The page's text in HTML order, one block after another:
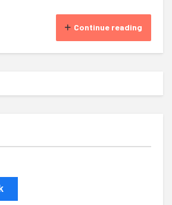
Continue reading